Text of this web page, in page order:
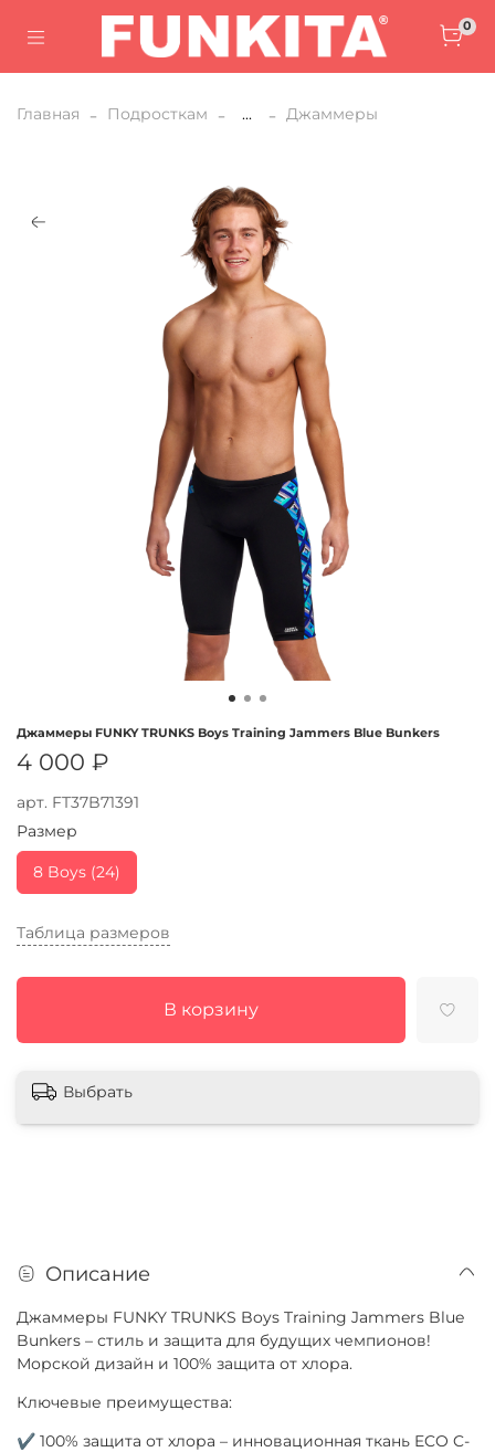
0
Главная Подросткам ... Джаммеры
арт. FT37B71391
Джаммеры FUNKY TRUNKS Boys Training Jammers Blue Bunkers
4 000 ₽
Таблица размеров
В корзину
Размер
8 Boys (24)
Выбрать
Описание
Джаммеры FUNKY TRUNKS Boys Training Jammers Blue
Bunkers – стиль и защита для будущих чемпионов!
Морской дизайн и 100% защита от хлора.
Ключевые преимущества:
✔ 100% защита от хлора – инновационная ткань ECO C-